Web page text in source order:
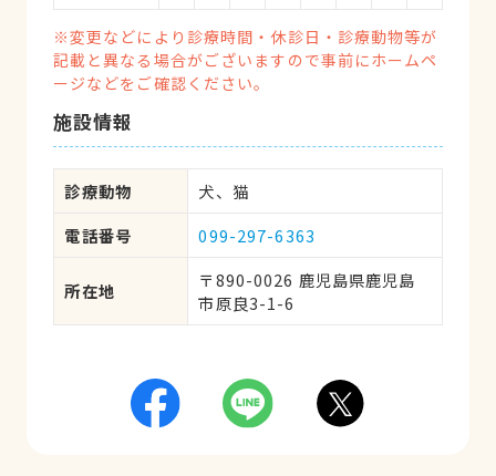
※変更などにより診療時間・休診日・診療動物等が
記載と異なる場合がございますので事前にホームペ
ージなどをご確認ください。
施設情報
診療動物
犬、猫
電話番号
099-297-6363
所在地
〒890-0026 鹿児島県鹿児島
市原良3-1-6